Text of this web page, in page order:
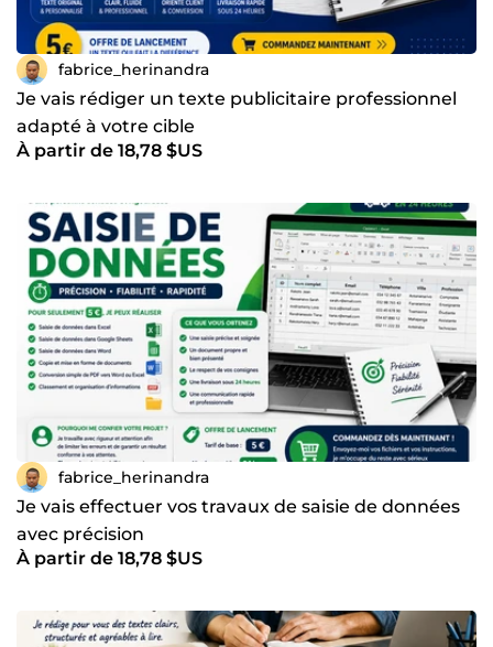
fabrice_herinandra
Je vais rédiger un texte publicitaire professionnel
adapté à votre cible
À partir de 18,78 $US
fabrice_herinandra
Je vais effectuer vos travaux de saisie de données
avec précision
À partir de 18,78 $US